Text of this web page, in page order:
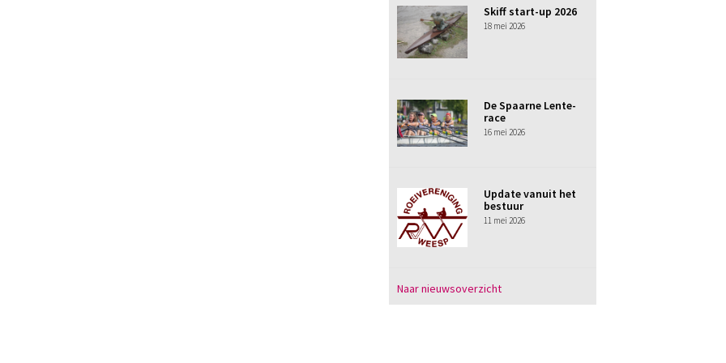
Skiff start-up 2026
18 mei 2026
De Spaarne Lente-
race
16 mei 2026
Update vanuit het
bestuur
11 mei 2026
Naar nieuwsoverzicht